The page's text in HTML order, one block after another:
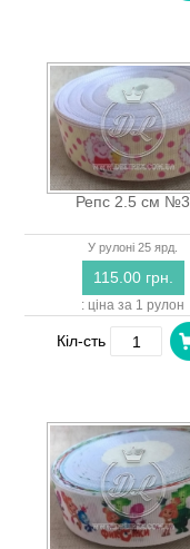
Репс 2.5 см №3
У рулоні 25 ярд.
115.00 грн.
: ціна за 1 рулон
Кіл-сть